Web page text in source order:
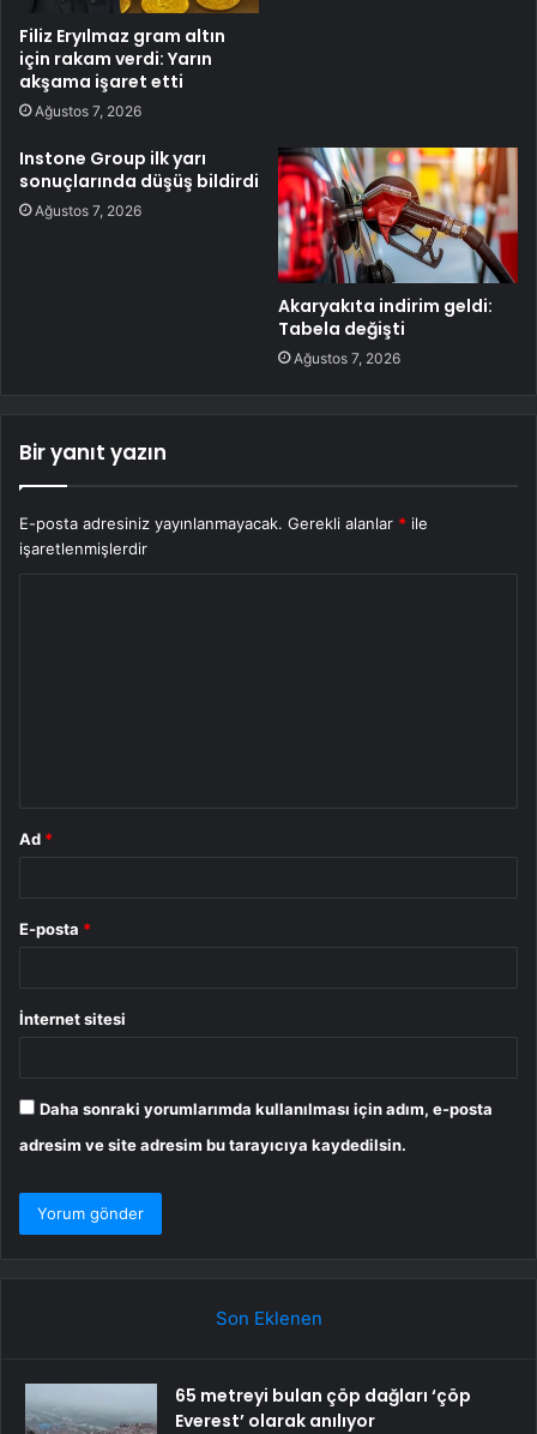
Filiz Eryılmaz gram altın
için rakam verdi: Yarın
akşama işaret etti
Ağustos 7, 2026
Instone Group ilk yarı
sonuçlarında düşüş bildirdi
Ağustos 7, 2026
Akaryakıta indirim geldi:
Tabela değişti
Ağustos 7, 2026
Bir yanıt yazın
E-posta adresiniz yayınlanmayacak. Gerekli alanlar * ile
işaretlenmişlerdir
Ad *
E-posta *
İnternet sitesi
Daha sonraki yorumlarımda kullanılması için adım, e-posta
adresim ve site adresim bu tarayıcıya kaydedilsin.
Son Eklenen
65 metreyi bulan çöp dağları ‘çöp
Everest’ olarak anılıyor